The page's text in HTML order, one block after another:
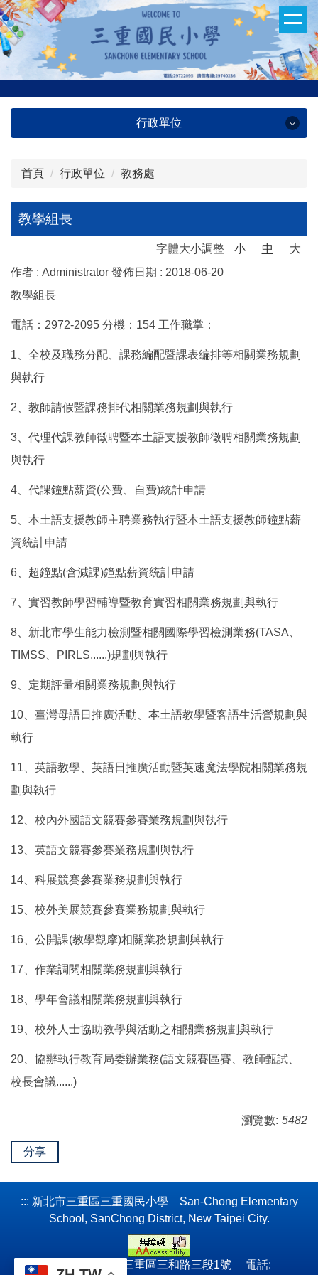
跳
到
主
要
內
容
區
行政單位
行政單位
教務處
總務處
健康中心
校長室
首頁 行政單位 教務處
教學組長
字體大小調整 小 中
大
作者 : Administrator 發佈日期 : 2018-06-20
教學組長
電話：2972-2095 分機：154 工作職掌：
1、全校及職務分配、課務編配暨課表編排等相關業務規劃
與執行
2、教師請假暨課務排代相關業務規劃與執行
3、代理代課教師徵聘暨本土語支援教師徵聘相關業務規劃
與執行
4、代課鐘點薪資(公費、自費)統計申請
5、本土語支援教師主聘業務執行暨本土語支援教師鐘點薪
資統計申請
6、超鐘點(含減課)鐘點薪資統計申請
7、實習教師學習輔導暨教育實習相關業務規劃與執行
8、新北市學生能力檢測暨相關國際學習檢測業務(TASA、
TIMSS、PIRLS......)規劃與執行
9、定期評量相關業務規劃與執行
10、臺灣母語日推廣活動、本土語教學暨客語生活營規劃與
執行
11、英語教學、英語日推廣活動暨英速魔法學院相關業務規
劃與執行
12、校內外國語文競賽參賽業務規劃與執行
13、英語文競賽參賽業務規劃與執行
14、科展競賽參賽業務規劃與執行
15、校外美展競賽參賽業務規劃與執行
16、公開課(教學觀摩)相關業務規劃與執行
17、作業調閱相關業務規劃與執行
18、學年會議相關業務規劃與執行
19、校外人士協助教學與活動之相關業務規劃與執行
20、協辦執行教育局委辦業務(語文競賽區賽、教師甄試、
校長會議......)
瀏覽數: 5482
分享
::: 新北市三重區三重國民小學 San-Chong Elementary
School, SanChong District, New Taipei City.
241052 新北市三重區三和路三段1號 電話: